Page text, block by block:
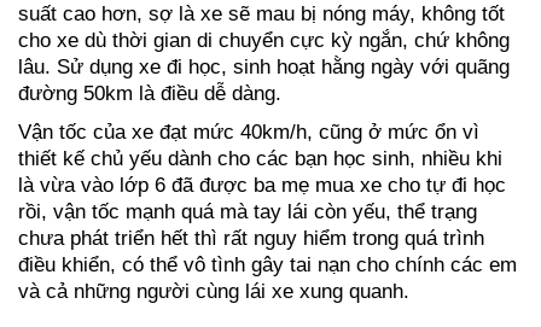
suất cao hơn, sợ là xe sẽ mau bị nóng máy, không tốt
cho xe dù thời gian di chuyển cực kỳ ngắn, chứ không
lâu. Sử dụng xe đi học, sinh hoạt hằng ngày với quãng
đường 50km là điều dễ dàng.
Vận tốc của xe đạt mức 40km/h, cũng ở mức ổn vì
thiết kế chủ yếu dành cho các bạn học sinh, nhiều khi
là vừa vào lớp 6 đã được ba mẹ mua xe cho tự đi học
rồi, vận tốc mạnh quá mà tay lái còn yếu, thể trạng
chưa phát triển hết thì rất nguy hiểm trong quá trình
điều khiển, có thể vô tình gây tai nạn cho chính các em
và cả những người cùng lái xe xung quanh.